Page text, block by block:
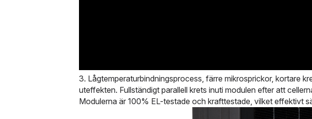
3. Lågtemperaturbindningsprocess, färre mikrosprickor, kortare
uteffekten. Fullständigt parallell krets inuti modulen efter att
Modulerna är 100% EL-testade och krafttestade, vilket effektivt